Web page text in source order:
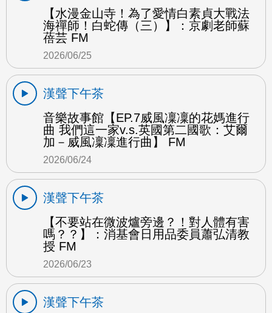
【水漫金山寺！為了愛情白素貞大戰法
海禪師！白蛇傳（三）】：京劇老師蘇
蓓芸 FM
2026/06/25
漢聲下午茶
音樂故事館【EP.7威風凜凜的花媽進行
曲 我們這一家v.s.英國第二國歌：艾爾
加－威風凜凜進行曲】 FM
2026/06/24
漢聲下午茶
【不要站在微波爐旁邊？！對人體有害
嗎？？】：消基會日用品委員蕭弘清教
授 FM
2026/06/23
漢聲下午茶